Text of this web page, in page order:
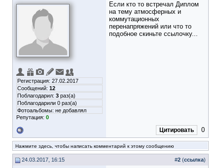
Регистрация: 27.02.2017
Сообщений: 12
Поблагодарил: 3 раз(а)
Поблагодарили 0 раз(а)
Фотоальбомы: не добавлял
Репутация: 0
Если кто то встречал Диплом
на тему атмосферных и
коммутационных
перенапряжений или что то
подобное скиньте ссылочку...
Цитировать 0
Нажмите здесь, чтобы написать комментарий к этому сообщению
24.03.2017, 16:15 #2 (ссылка)